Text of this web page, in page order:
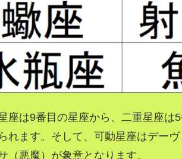
座は9番目の星座から、二重星座は
れます。そして、可動星座はデー
悪魔）が象意となります。